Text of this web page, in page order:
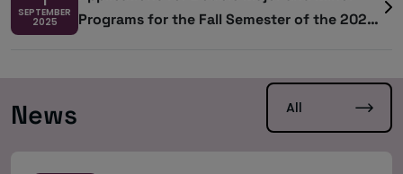
SEPTEMBER
2025
Programs for the Fall Semester of the 2025–
News All